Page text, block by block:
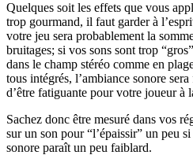
Quelques soit les effets que vous
trop gourmand, il faut garder à
votre jeu sera probablement la
bruitages; si vos sons sont trop
dans le champ stéréo comme en
tous intégrés, l’ambiance sonore
d’être fatiguante pour votre joueur à
Sachez donc être mesuré dans vos
sur un son pour “l’épaissir” un peu
sonore paraît un peu faiblard.